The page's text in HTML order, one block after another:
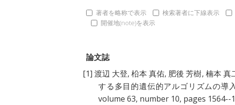
著者を略称で表示 検索著者に下線表示
開催地(note)を表示
論文誌
[1] 渡辺 大登,柗本 真佑, 肥後 芳樹, 楠本 真
する多目的遺伝的アルゴリズムの導
volume 63, number 10, pages 1564--